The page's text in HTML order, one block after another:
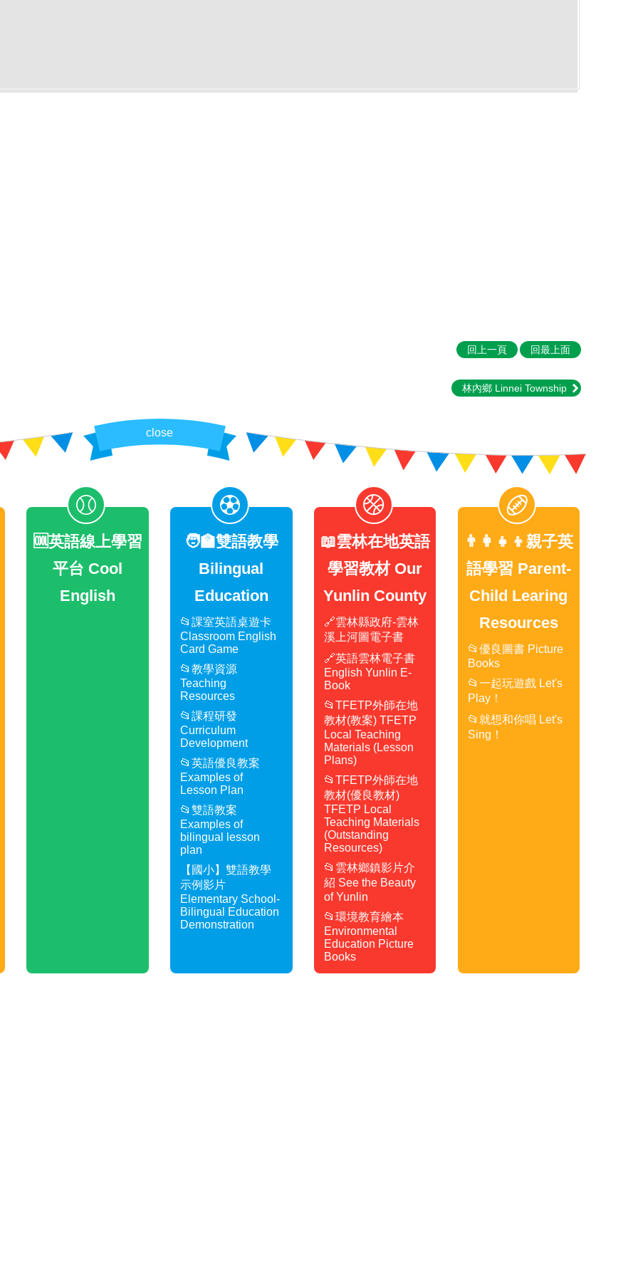
回上一頁 回最上面
林內鄉 Linnei Township
close
🆒英語線上學習
平台 Cool
English
🧑‍🏫雙語教學
Bilingual
Education
📂課室英語桌遊卡
Classroom English
Card Game
📂教學資源
Teaching
Resources
📂課程研發
Curriculum
Development
📂英語優良教案
Examples of
Lesson Plan
📂雙語教案
Examples of
bilingual lesson
plan
【國小】雙語教學
示例影片
Elementary School-
Bilingual Education
Demonstration
📖雲林在地英語
學習教材 Our
Yunlin County
🔗雲林縣政府-雲林
溪上河圖電子書
🔗英語雲林電子書
English Yunlin E-
Book
📂TFETP外師在地
教材(教案) TFETP
Local Teaching
Materials (Lesson
Plans)
📂TFETP外師在地
教材(優良教材)
TFETP Local
Teaching Materials
(Outstanding
Resources)
📂雲林鄉鎮影片介
紹 See the Beauty
of Yunlin
📂環境教育繪本
Environmental
Education Picture
Books
👨‍👩‍👧‍👦親子英
語學習 Parent-
Child Learing
Resources
📂優良圖書 Picture
Books
📂一起玩遊戲 Let's
Play！
📂就想和你唱 Let's
Sing！